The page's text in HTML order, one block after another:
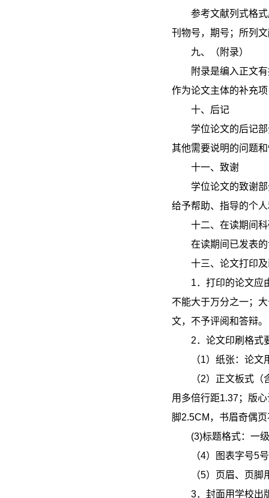
参考文献列式格
刊物号，期号；所列
九、（附录）
附录是编入正文
作为论文主体的补充
十、后记
学位论文的后记
其他需要说明的问题
十一、致谢
学位论文的致谢
给予帮助、指导的个
十二、在读期间
在读期间已发表
十三、论文打印
1．打印的论文应
不能大于万分之一；
文，不予评阅和答辩。
2．论文印刷格式
（1）纸张：论
（2）正文板式
用多倍行距1.37；版
脚2.5CM，书眉奇偶
(3)标题格式：一
（4）图表字号5
（5）页眉、页脚
3．封面用学校出